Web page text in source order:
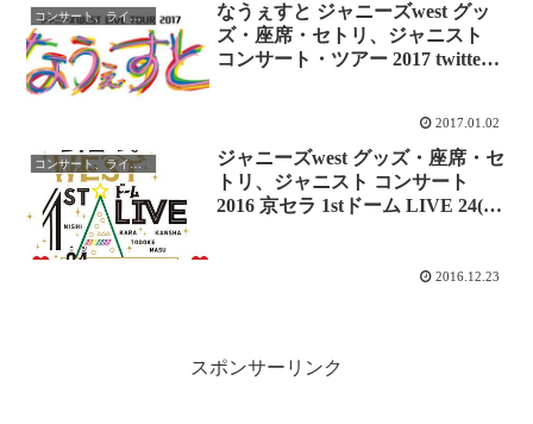
コンサート、ライブレポ
なうぇすと ジャニーズwest グッ
ズ・座席・セトリ、ジャニスト
コンサート・ツアー 2017 twitter
2017.01.02
コンサート、ライブレポ
ジャニーズwest グッズ・座席・セ
トリ、ジャニスト コンサート
2016 京セラ 1stドーム LIVE 24(ニ
2016.12.23
スポンサーリンク